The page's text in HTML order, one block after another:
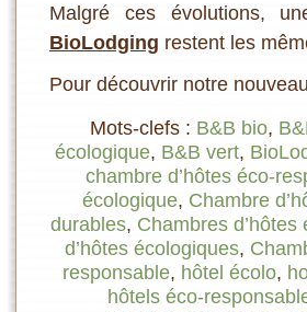
Malgré ces évolutions,
BioLodging restent les
Pour découvrir notre
Mots-clefs : B&B bio,
écologique, B&B vert,
chambre d’hôtes éco-
écologique, Chambre
durables, Chambres
d’hôtes écologiques,
responsable, hôtel écolo,
hôtels éco-